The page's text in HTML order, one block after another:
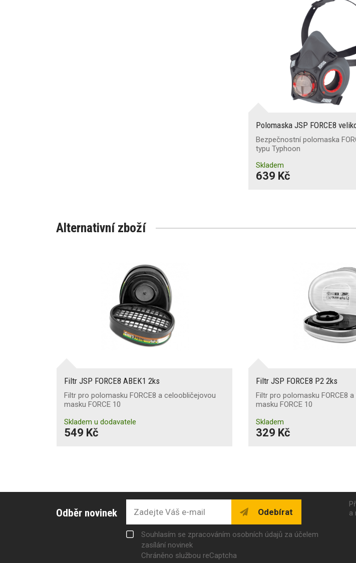
Polomaska JSP FORCE8
Bezpečnostní polomaska
typu Typhoon
Skladem
639 Kč
Alternativní zboží
Filtr JSP FORCE8 ABEK1 2ks
Filtr pro polomasku FORCE8 a celoobličejovou
masku FORCE 10
Skladem u dodavatele
549 Kč
Filtr JSP FORCE8 P2 2ks
Filtr pro polomasku FORCE8
masku FORCE 10
Skladem
329 Kč
Odběr novinek Odebírat
Souhlasím se zpracováním osobních údajů za účelem
zasílání novinek
Chráněno službou reCaptcha
a